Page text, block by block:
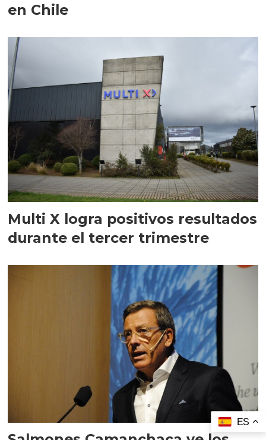
en Chile
Multi X logra positivos resultados
durante el tercer trimestre
ES